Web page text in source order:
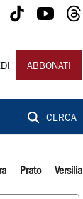
ABBONATI
CERCA
Prato Versilia